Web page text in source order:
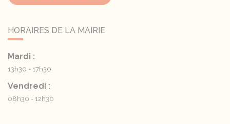
HORAIRES DE LA MAIRIE
Mardi :
13h30 - 17h30
Vendredi :
08h30 - 12h30